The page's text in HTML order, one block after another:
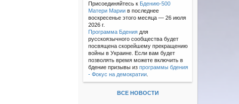
Присоединяйтесь к Бдению-500
Матери Марии в последнее
воскресенье этого месяца — 26 июля
2026 г.
Программа Бдения для
русскоязычного сообщества будет
посвящена скорейшему прекращению
войны в Украине. Если вам будет
позволять время можете включить в
бдение призывы изпрограммы бдения
- Фокус на демократии
ВСЕ НОВОСТИ